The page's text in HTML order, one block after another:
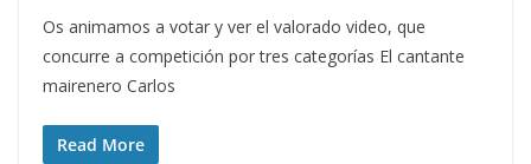
Os animamos a votar y ver el valorado video, que
concurre a competición por tres categorías El cantante
mairenero Carlos
Read More